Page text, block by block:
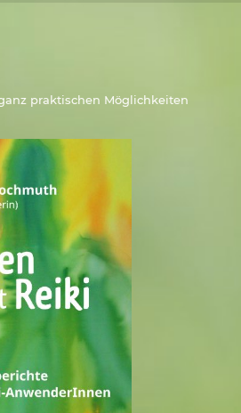
praktischen Möglichkeiten